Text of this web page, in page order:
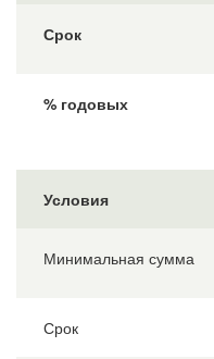
Срок
% годовых
Условия
Минимальная сумма
Срок